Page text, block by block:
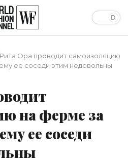
Рита Ора проводит самоизоляцию
ее соседи этим недовольны
на ферме за
ее соседи